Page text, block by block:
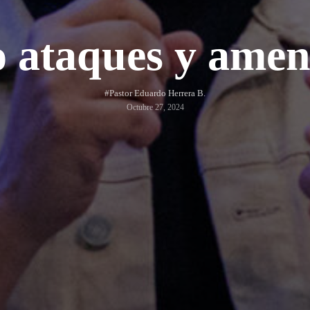
ataques y
#Pastor Eduardo Herrera B.
Octubre 27, 2024